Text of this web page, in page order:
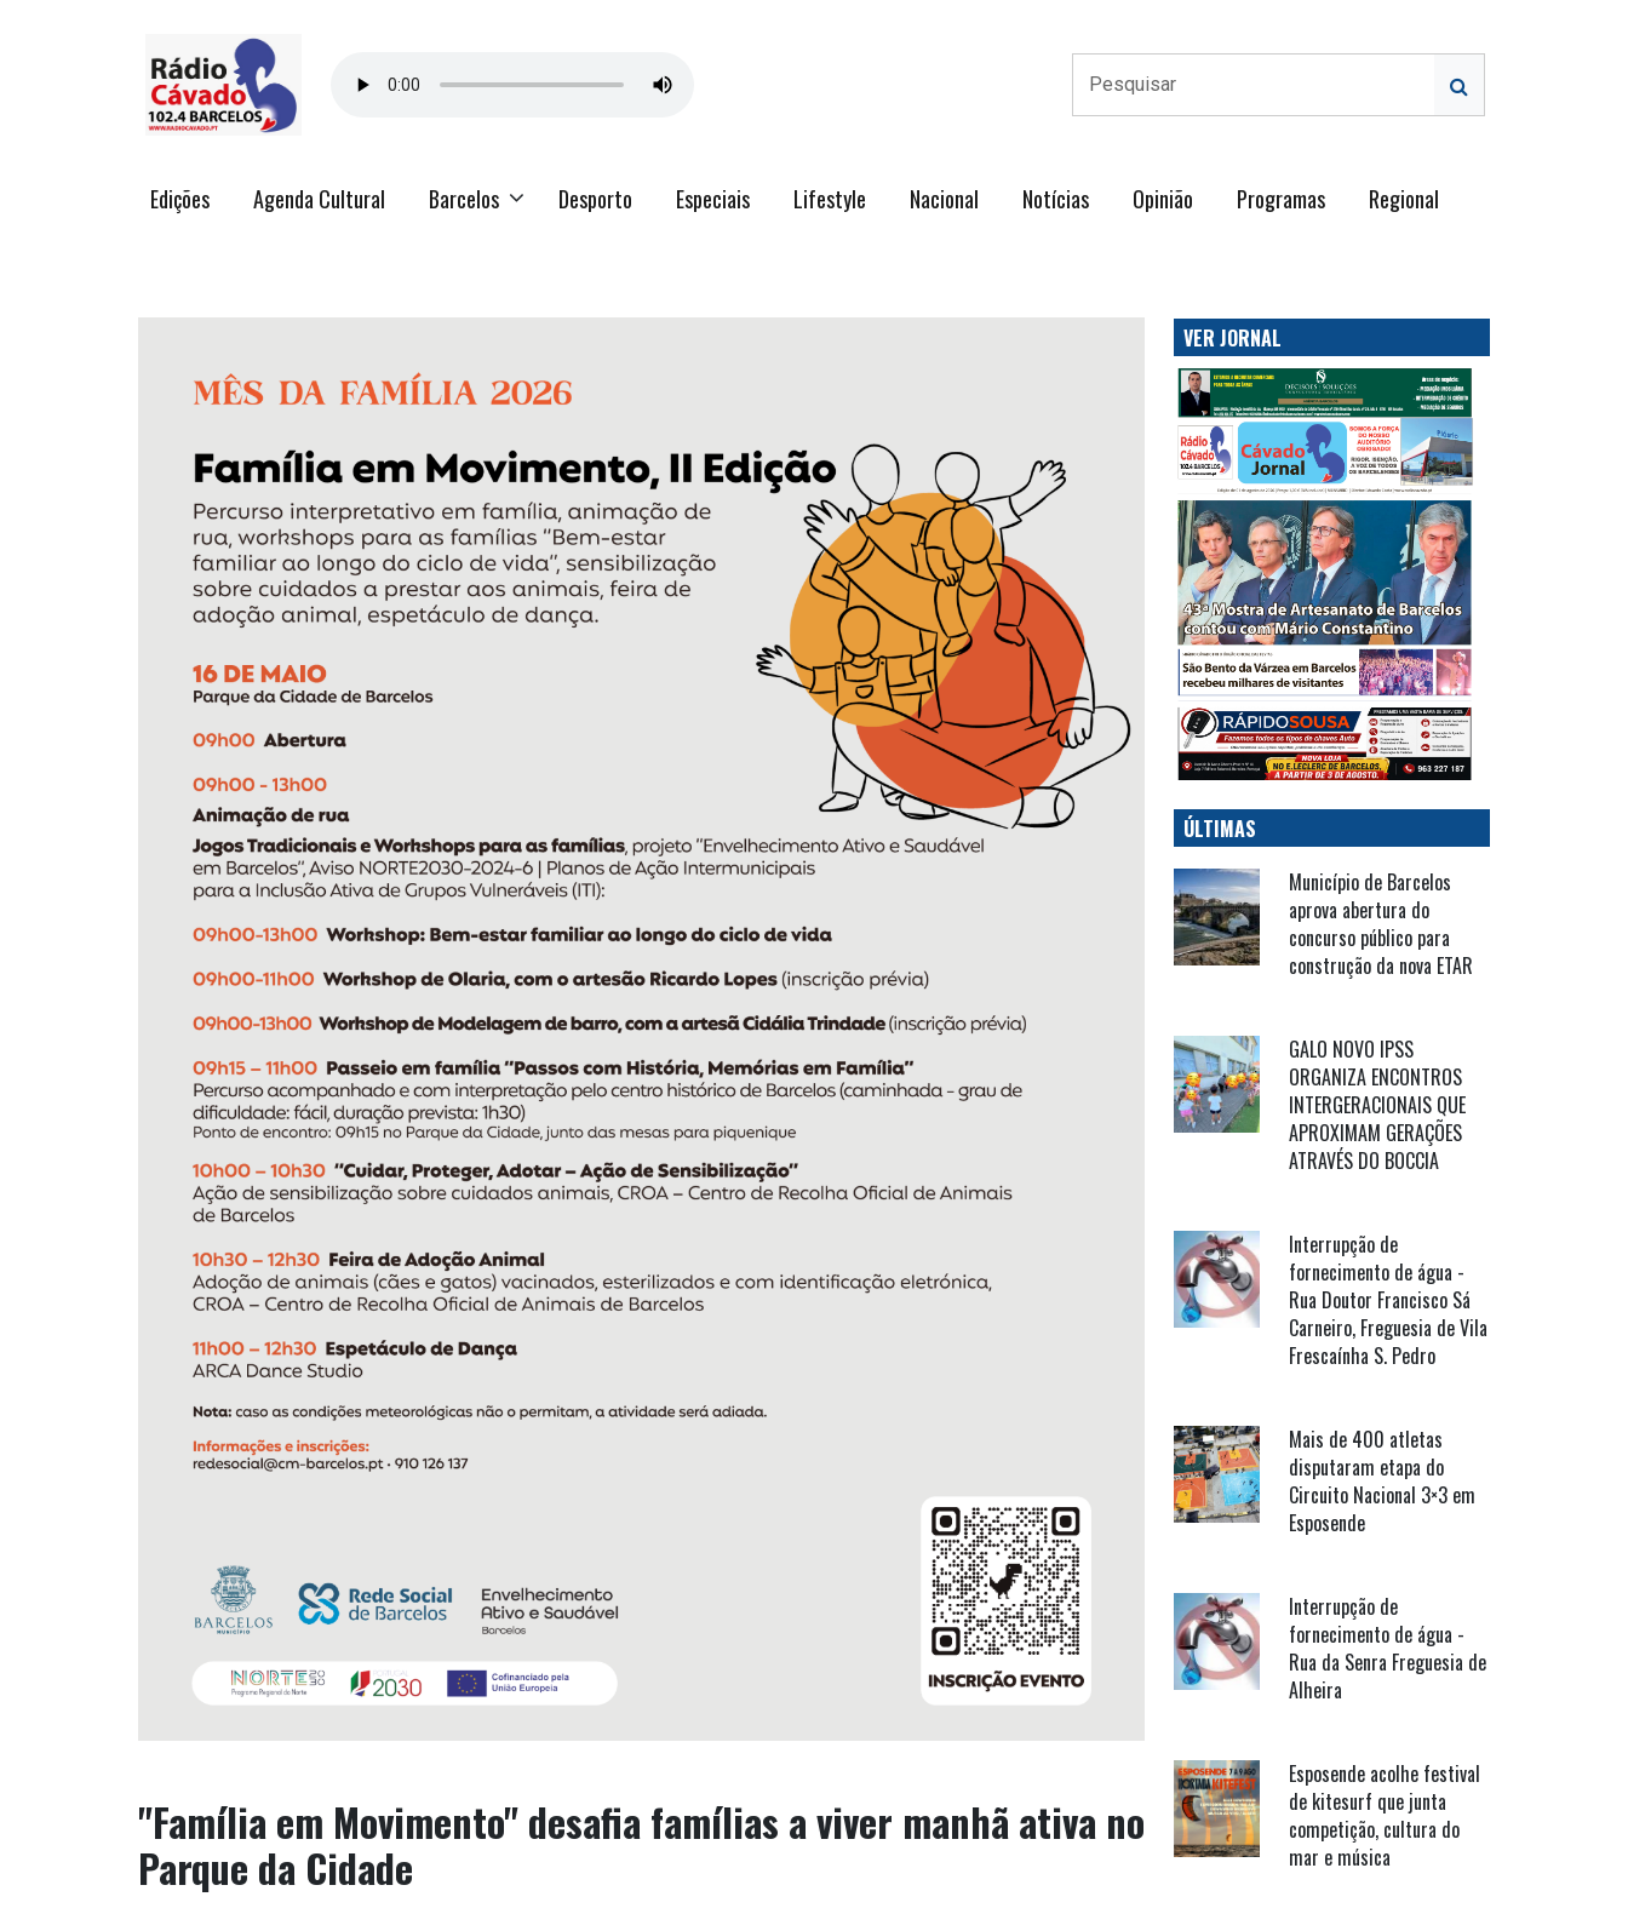
Edições Agenda Cultural Barcelos Desporto Especiais Lifestyle Nacional Notícias Opinião Programas Regional
"Família em Movimento" desafia famílias a viver manhã ativa no
Parque da Cidade
VER JORNAL
ÚLTIMAS
Município de Barcelos
aprova abertura do
concurso público para
construção da nova ETAR
GALO NOVO IPSS
ORGANIZA ENCONTROS
INTERGERACIONAIS QUE
APROXIMAM GERAÇÕES
ATRAVÉS DO BOCCIA
Interrupção de
fornecimento de água -
Rua Doutor Francisco Sá
Carneiro, Freguesia de Vila
Frescaínha S. Pedro
Mais de 400 atletas
disputaram etapa do
Circuito Nacional 3×3 em
Esposende
Interrupção de
fornecimento de água -
Rua da Senra Freguesia de
Alheira
Esposende acolhe festival
de kitesurf que junta
competição, cultura do
mar e música